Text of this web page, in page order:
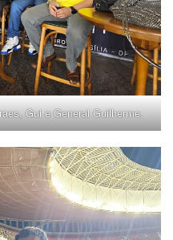
Gui e General Guilherme.